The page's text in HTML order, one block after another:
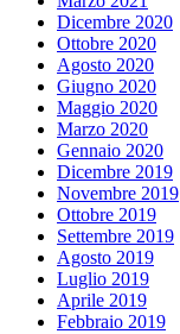
Dicembre 2020
Ottobre 2020
Agosto 2020
Giugno 2020
Maggio 2020
Marzo 2020
Gennaio 2020
Dicembre 2019
Novembre 2019
Ottobre 2019
Settembre 2019
Agosto 2019
Luglio 2019
Aprile 2019
Febbraio 2019